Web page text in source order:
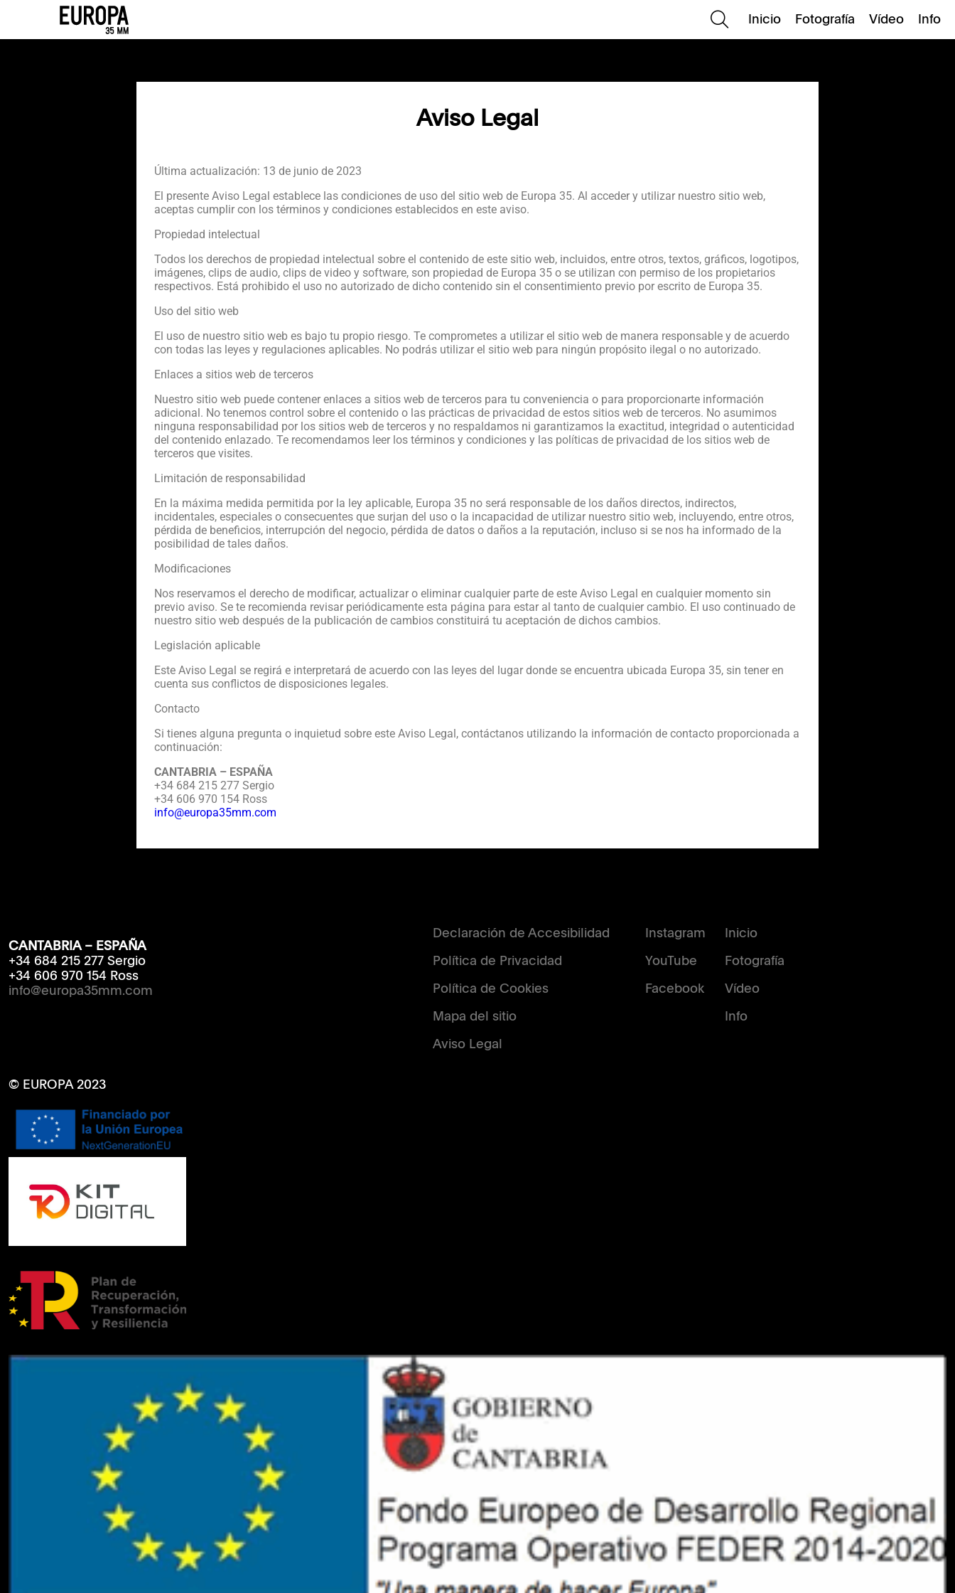
Inicio Fotografía Vídeo Info
Aviso Legal
Última actualización: 13 de junio de 2023
El presente Aviso Legal establece las condiciones de uso del sitio web de Europa 35. Al acceder y utilizar nuestro sitio web,
aceptas cumplir con los términos y condiciones establecidos en este aviso.
Propiedad intelectual
Todos los derechos de propiedad intelectual sobre el contenido de este sitio web, incluidos, entre otros, textos, gráficos, logotipos,
imágenes, clips de audio, clips de video y software, son propiedad de Europa 35 o se utilizan con permiso de los propietarios
respectivos. Está prohibido el uso no autorizado de dicho contenido sin el consentimiento previo por escrito de Europa 35.
Uso del sitio web
El uso de nuestro sitio web es bajo tu propio riesgo. Te comprometes a utilizar el sitio web de manera responsable y de acuerdo
con todas las leyes y regulaciones aplicables. No podrás utilizar el sitio web para ningún propósito ilegal o no autorizado.
Enlaces a sitios web de terceros
Nuestro sitio web puede contener enlaces a sitios web de terceros para tu conveniencia o para proporcionarte información
adicional. No tenemos control sobre el contenido o las prácticas de privacidad de estos sitios web de terceros. No asumimos
ninguna responsabilidad por los sitios web de terceros y no respaldamos ni garantizamos la exactitud, integridad o autenticidad
del contenido enlazado. Te recomendamos leer los términos y condiciones y las políticas de privacidad de los sitios web de
terceros que visites.
Limitación de responsabilidad
En la máxima medida permitida por la ley aplicable, Europa 35 no será responsable de los daños directos, indirectos,
incidentales, especiales o consecuentes que surjan del uso o la incapacidad de utilizar nuestro sitio web, incluyendo, entre otros,
pérdida de beneficios, interrupción del negocio, pérdida de datos o daños a la reputación, incluso si se nos ha informado de la
posibilidad de tales daños.
Modificaciones
Nos reservamos el derecho de modificar, actualizar o eliminar cualquier parte de este Aviso Legal en cualquier momento sin
previo aviso. Se te recomienda revisar periódicamente esta página para estar al tanto de cualquier cambio. El uso continuado de
nuestro sitio web después de la publicación de cambios constituirá tu aceptación de dichos cambios.
Legislación aplicable
Este Aviso Legal se regirá e interpretará de acuerdo con las leyes del lugar donde se encuentra ubicada Europa 35, sin tener en
cuenta sus conflictos de disposiciones legales.
Contacto
Si tienes alguna pregunta o inquietud sobre este Aviso Legal, contáctanos utilizando la información de contacto proporcionada a
continuación:
CANTABRIA – ESPAÑA
+34 684 215 277 Sergio
+34 606 970 154 Ross
info@europa35mm.com
CANTABRIA – ESPAÑA
+34 684 215 277 Sergio
+34 606 970 154 Ross
info@europa35mm.com
Declaración de Accesibilidad
Política de Privacidad
Política de Cookies
Mapa del sitio
Aviso Legal
Instagram
YouTube
Facebook
Inicio
Fotografía
Vídeo
Info
© EUROPA 2023